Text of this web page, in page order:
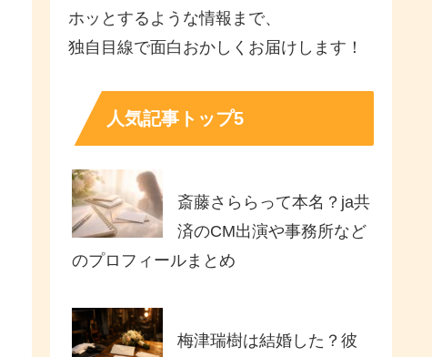
ホッとするような情報まで、
独自目線で面白おかしくお届けします！
人気記事トップ5
斎藤さららって本名？ja共
済のCM出演や事務所など
のプロフィールまとめ
梅津瑞樹は結婚した？彼